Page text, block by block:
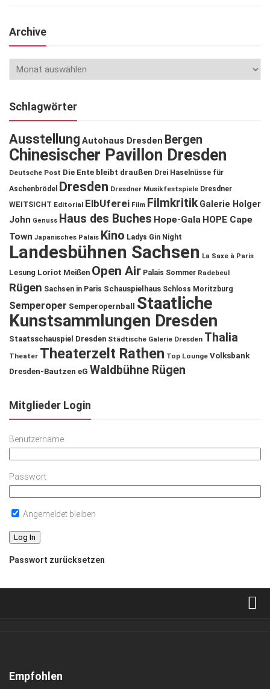
Archive
Schlagwörter
Ausstellung Autohaus Dresden Bergen
Chinesischer Pavillon Dresden
Deutsche Post Die Ente bleibt draußen Drei Haselnüsse für
Aschenbrödel
Dresden Dresdner Musikfestspiele Dresdner
WEITSICHT Editorial ElbUferei Film Filmkritik Galerie Holger
John Genuss Haus des Buches Hope-Gala HOPE Cape
Town Japanisches Palais Kino Ladys Gin Night
Landesbühnen Sachsen La Saxe à Paris
Lesung Loriot Meißen Open Air Palais Sommer Radebeul
Rügen Sachsen in Paris Schauspielhaus Schloss Moritzburg
Semperoper Semperopernball
Staatliche
Kunstsammlungen Dresden
Staatsschauspiel Dresden Städtische Galerie Dresden Thalia
Theater Theaterzelt Rathen Top Lounge Volksbank
Dresden-Bautzen eG Waldbühne Rügen
Mitglieder Login
Benutzername
Passwort
Angemeldet bleiben
Passwort zurücksetzen
Kontakt, Impressum
Empfohlen